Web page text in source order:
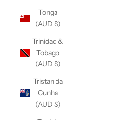
Tonga
(AUD $)
Trinidad &
Tobago
(AUD $)
Tristan da
Cunha
(AUD $)